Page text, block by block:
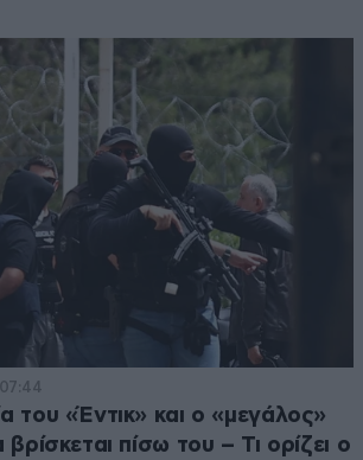
του «Έντικ» και ο «μεγάλος»
πίσω του – Τι ορίζει ο